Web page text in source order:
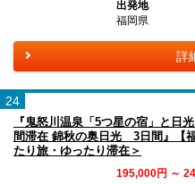
出発地
福岡県
詳
24
『鬼怒川温泉「5つ星の宿」と日
間滞在 錦秋の奥日光 3日間』【
たり旅・ゆったり滞在＞
195,000円 ～